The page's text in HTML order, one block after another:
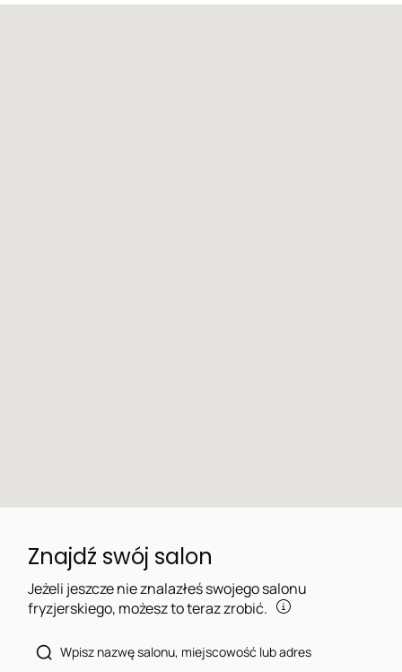
Znajdź swój salon
Jeżeli jeszcze nie znalazłeś swojego salonu
fryzjerskiego, możesz to teraz zrobić.